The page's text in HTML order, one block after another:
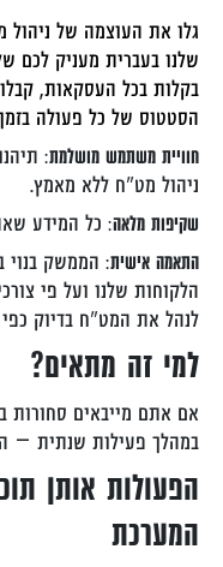
גלו את העוצמה של
שלנו בעברית מעניק
בקלות בכל העסקאות,
הסטטוס של כל פעולה
חוויית משתמש מושלמת:
ניהול מט"ח ללא מאמץ.
שקיפות מלאה: כל המידע
התאמה אישית: הממשק בנוי
הלקוחות שלנו ועל פי
לנהל את המט"ח בדיוק
למי זה מתאים?
במהלך פעילות שנתית –
הפעולות אותן
המערכת